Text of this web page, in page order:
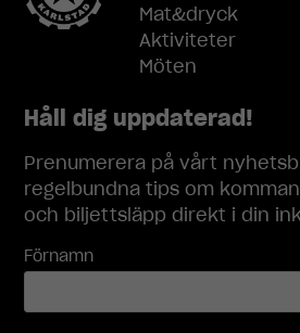
Mat&dryck
Aktiviteter
Möten
Håll dig uppdaterad!
Prenumerera på vårt
regelbundna tips om
och biljettsläpp direkt i din
Förnamn